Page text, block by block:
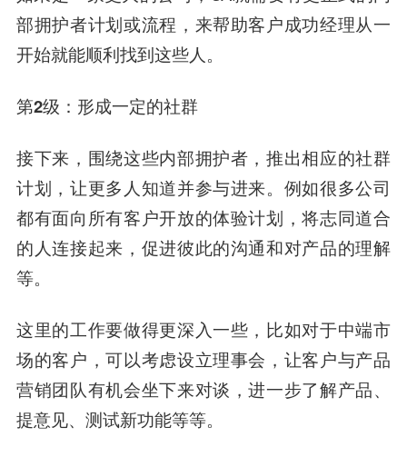
部拥护者计划或流程，来帮助客户成功经理从一
开始就能顺利找到这些人。
第2级：形成一定的社群
接下来，围绕这些内部拥护者，推出相应的社群
计划，让更多人知道并参与进来。例如很多公司
都有面向所有客户开放的体验计划，将志同道合
的人连接起来，促进彼此的沟通和对产品的理解
等。
这里的工作要做得更深入一些，比如对于中端市
场的客户，可以考虑设立理事会，让客户与产品
营销团队有机会坐下来对谈，进一步了解产品、
提意见、测试新功能等等。